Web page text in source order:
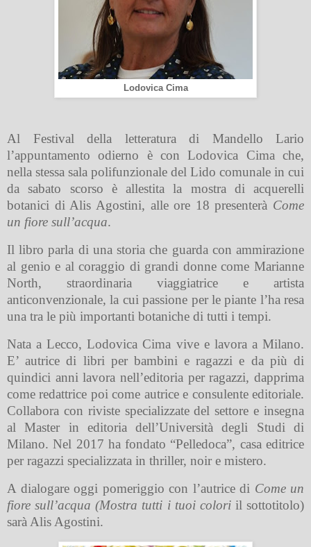
Lodovica Cima
Al Festival della letteratura di Mandello Lario
l’appuntamento odierno è con Lodovica Cima che,
nella stessa sala polifunzionale del Lido comunale in cui
da sabato scorso è allestita la mostra di acquerelli
botanici di Alis Agostini, alle ore 18 presenterà Come
un fiore sull’acqua.
Il libro parla di una storia che guarda con ammirazione
al genio e al coraggio di grandi donne come Marianne
North, straordinaria viaggiatrice e artista
anticonvenzionale, la cui passione per le piante l’ha resa
una tra le più importanti botaniche di tutti i tempi.
Nata a Lecco, Lodovica Cima vive e lavora a Milano.
E’ autrice di libri per bambini e ragazzi e da più di
quindici anni lavora nell’editoria per ragazzi, dapprima
come redattrice poi come autrice e consulente editoriale.
Collabora con riviste specializzate del settore e insegna
al Master in editoria dell’Università degli Studi di
Milano. Nel 2017 ha fondato “Pelledoca”, casa editrice
per ragazzi specializzata in thriller, noir e mistero.
A dialogare oggi pomeriggio con l’autrice di Come un
fiore sull’acqua (Mostra tutti i tuoi coloriil sottotitolo)
sarà Alis Agostini.